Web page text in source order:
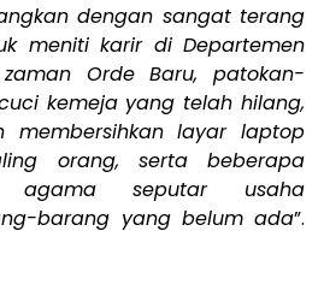
dengan sangat terang
meniti karir di Departemen
Orde Baru, patokan-
kemeja yang telah hilang,
membersihkan layar laptop
orang, serta beberapa
agama seputar usaha
barang yang belum ada”.